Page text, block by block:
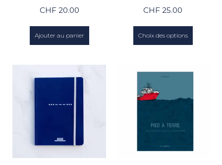
CHF20.00
Ajouter au panier
CHF 25.00
Choix des options